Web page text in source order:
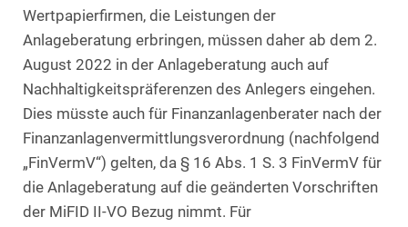
Wertpapierfirmen, die Leistungen der
Anlageberatung erbringen, müssen daher ab dem 2.
August 2022 in der Anlageberatung auch auf
Nachhaltigkeitspräferenzen des Anlegers eingehen.
Dies müsste auch für Finanzanlagenberater nach der
Finanzanlagenvermittlungsverordnung (nachfolgend
„FinVermV“) gelten, da § 16 Abs. 1 S. 3 FinVermV für
die Anlageberatung auf die geänderten Vorschriften
der MiFID II-VO Bezug nimmt. Für